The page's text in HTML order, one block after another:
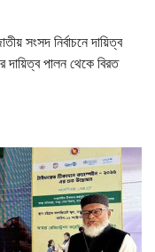
সংসদ নির্বাচনে দায়িত্ব
দায়িত্ব পালন থেকে বিরত